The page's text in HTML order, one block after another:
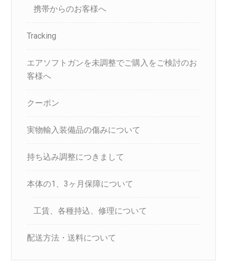
携帯からのお客様へ
Tracking
エアソフトガンを未調整でご購入をご検討のお
客様へ
クーポン
実物輸入装備品の傷みについて
持ち込み調整につきまして
本体の1、3ヶ月保障について
工賃、各種持込、修理について
配送方法・送料について